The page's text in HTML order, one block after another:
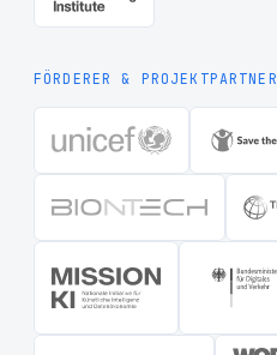
FÖRDERER & PROJEKTPARTNER